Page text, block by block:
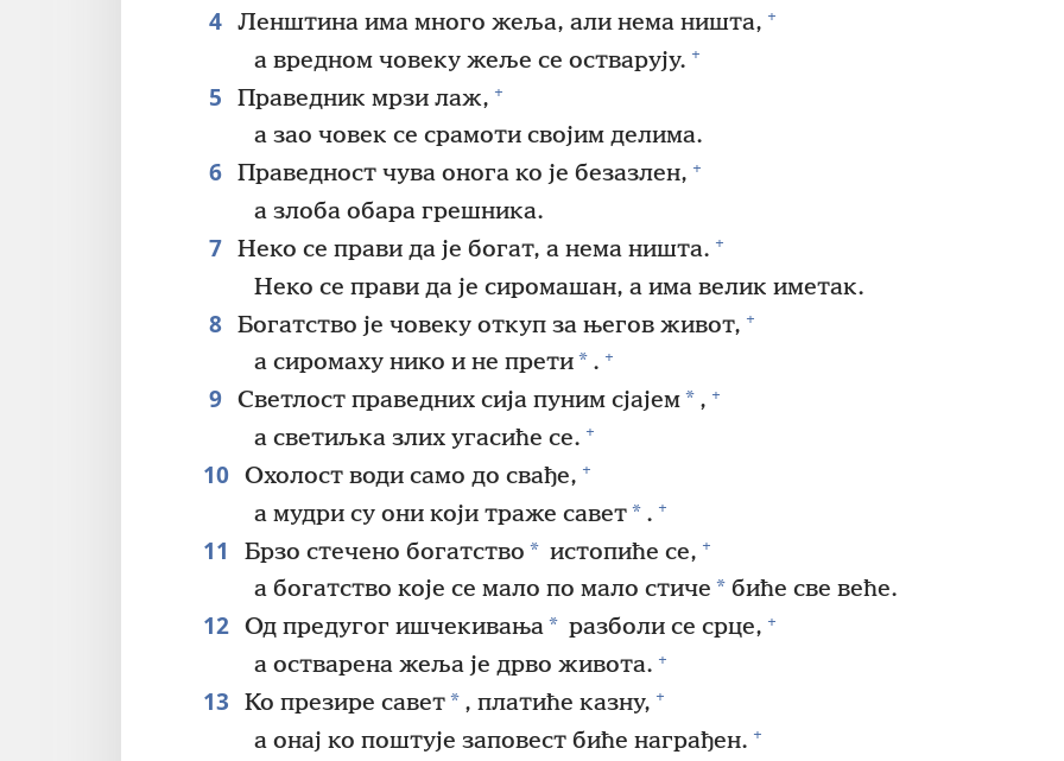
4 Ленштина има много жеља, али нема ништа, +
а вредном човеку жеље се остварују. +
5 Праведник мрзи лаж, +
а зао човек се срамоти својим делима.
6 Праведност чува онога ко је безазлен, +
а злоба обара грешника.
7 Неко се прави да је богат, а нема ништа. +
Неко се прави да је сиромашан, а има велик иметак.
8 Богатство је човеку откуп за његов живот, +
а сиромаху нико и не прети* . +
9 Светлост праведних сија пуним сјајем* , +
а светиљка злих угасиће се. +
10 Охолост води само до свађе, +
а мудри су они који траже савет* . +
11 Брзо стечено богатство * истопиће се, +
а богатство које се мало по мало стиче * биће све веће.
12 Од предугог ишчекивања* разболи се срце, +
а остварена жеља је дрво живота. +
13 Ко презире савет* , платиће казну, +
а онај ко поштује заповест биће награђен. +